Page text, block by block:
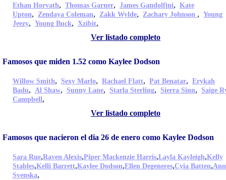
Ethan Horvath, Thomas Garner, James Gandolfini, Kate
Upton, Zendaya Coleman, Zakk Wylde, Zachary Johnson , Young
Jeezy, Young Buck, Xzibit,
Ver listado completo
Famosos que miden 1.52 como Kaylee Dodson
Willow Smith, Sexy Marlo, Rachael Flatt, Pat Benatar, Erykah
Badu, Al Shaw, Sunny Lane, Starla Sterling, Sierra Sinn, Saige
Campbell,
Ver listado completo
Famosos que nacieron el dia 26 de enero como Kaylee Dodson
Sara Rue,Raven Alexis,Piper Mackenzie Harris,Layla Kayleigh,Kelly
Stables,Kelli Barrett,Kaylee Dodson,Ellen Degeneres,Cyia Batten,
Svenska,